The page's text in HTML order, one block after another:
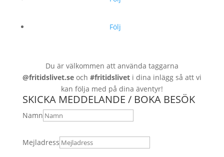
Följ
Du är välkommen att använda taggarna
@fritidslivet.seoch #fritidsliveti dina inlägg så att vi
kan följa med på dina äventyr!
SKICKA MEDDELANDE / BOKA BESÖK
Namn
Mejladress